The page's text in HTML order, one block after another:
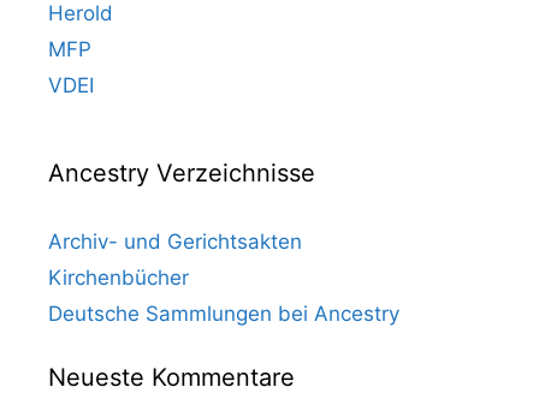
Herold
MFP
VDEI
Ancestry Verzeichnisse
Archiv- und Gerichtsakten
Kirchenbücher
Deutsche Sammlungen bei Ancestry
Neueste Kommentare